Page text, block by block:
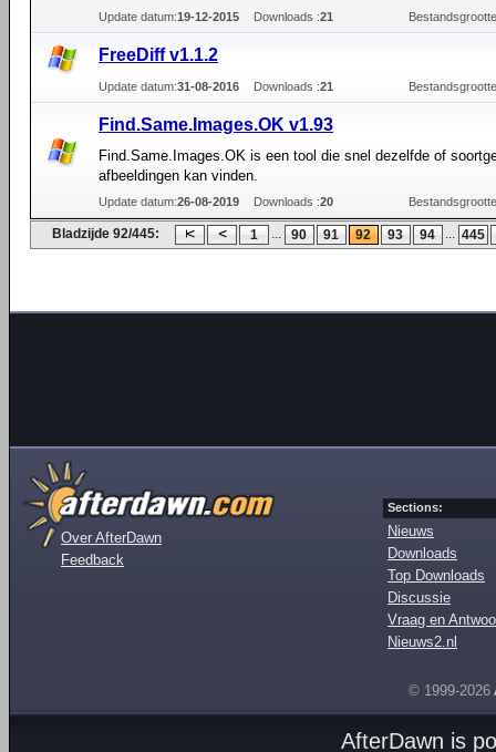
Update datum:19-12-2015 Downloads :21
FreeDiff v1.1.2
Update datum:31-08-2016 Downloads :21
Find.Same.Images.OK v1.93
Find.Same.Images.OK is een tool die snel dezelfde of
afbeeldingen kan vinden.
Update datum:26-08-2019 Downloads :20
Bladzijde 92/445: 1 ... 90 91 92 93 94 ... 445
Over AfterDawn
Feedback
Sections:
Nieuws
Downloads
Top Downloads
Discussie
Vraag en
Nieuws2.nl
© 1999-2026
AfterDawn is